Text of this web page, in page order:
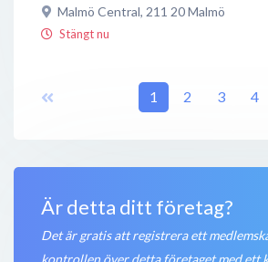
Är detta ditt företag?
Det är gratis att registrera ett
kontrollen över detta företaget med ett
Malmö Central, 211 20Malmö
Stängt nu
Arlanda Terminal 2 190 60
Stängt nu
O'Learys Bollnäs
1 2 3 4